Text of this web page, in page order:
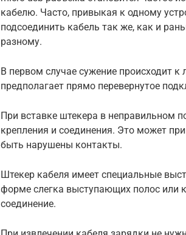
кабелю. Часто, привыкая к одному
подсоединить кабель так же, как и
разному.
В первом случае сужение происходит к
предполагает прямо перевернутое
При вставке штекера в неправильном
крепления и соединения. Это может
быть нарушены контакты.
Штекер кабеля имеет специальные
форме слегка выступающих полос или
соединение.